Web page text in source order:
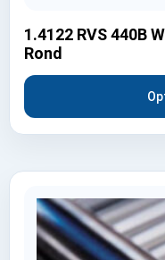
1.4122 RVS 440B
Rond